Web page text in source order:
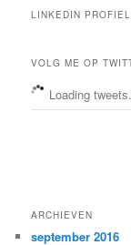
LINKEDIN PROFIEL
VOLG ME OP
Loading
ARCHIEVEN
september 2016